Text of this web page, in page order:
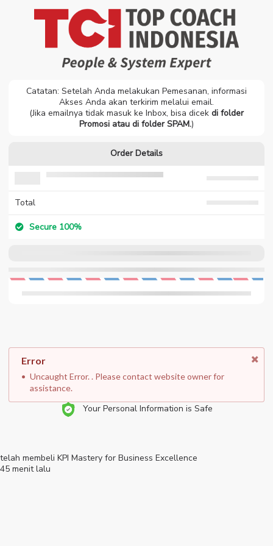
Catatan: Setelah Anda melakukan Pemesanan, informasi
Akses Anda akan terkirim melalui email.
(Jika emailnya tidak masuk ke Inbox, bisa dicek di folder
Promosi atau di folder SPAM.)
Order Details
Total
Secure 100%
Error
Uncaught Error. . Please contact website owner for
assistance.
Your Personal Information is Safe
telah membeli KPI Mastery for Business Excellence
45 menit lalu